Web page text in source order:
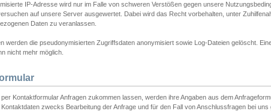
IP-Adresse wird nur im Falle von schweren Verstößen gegen unsere
auf unsere Server ausgewertet. Dabei wird das Recht vorbehalten, unter
Daten zu veranlassen.
werden die pseudonymisierten Zugriffsdaten anonymisiert sowie Log-Dateien gelöscht.
nicht mehr möglich.
Kontaktformular Anfragen zukommen lassen, werden ihre Angaben aus dem
zwecks Bearbeitung der Anfrage und für den Fall von Anschlussfragen bei